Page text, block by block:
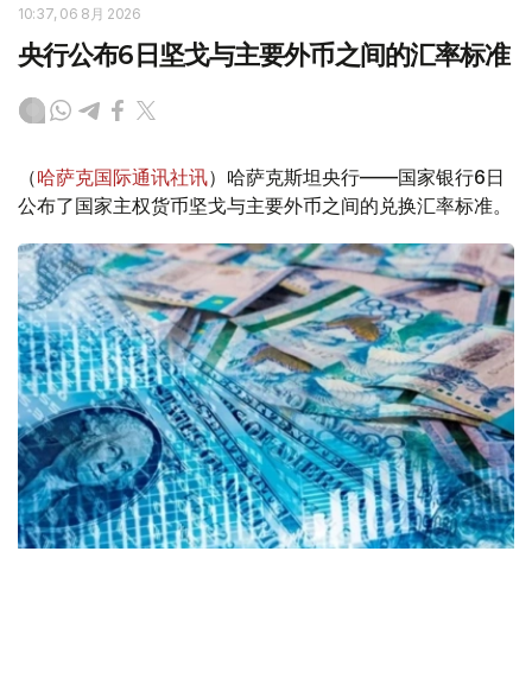
10:37, 06 8月 2026
央行公布6日坚戈与主要外币之间的汇率标准
（哈萨克国际通讯社讯）哈萨克斯坦央行——国家银行6日
公布了国家主权货币坚戈与主要外币之间的兑换汇率标准。